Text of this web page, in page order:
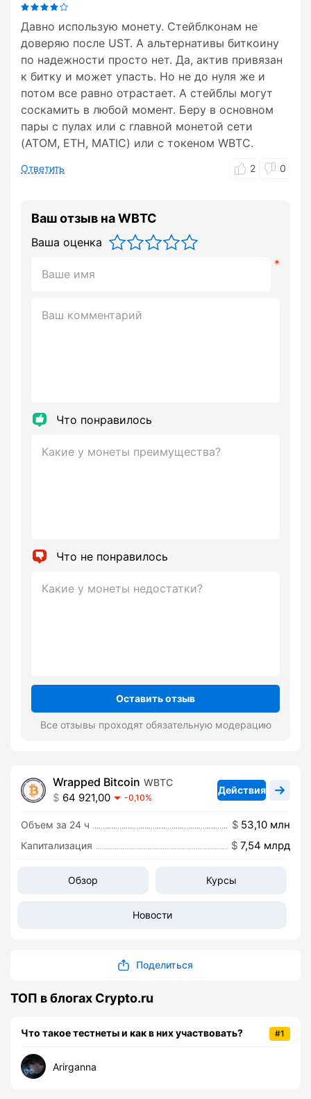
Давно использую монету. Стейблконам не
доверяю после UST. А альтернативы биткоину
по надежности просто нет. Да, актив привязан
к битку и может упасть. Но не до нуля же и
потом все равно отрастает. А стейблы могут
соскамить в любой момент. Беру в основном
пары с пулах или с главной монетой сети
(ATOM, ETH, MATIC) или с токеном WBTC.
Ответить 2 0
Ваш отзыв на WBTC
Ваша оценка
Что понравилось
Что не понравилось
Оставить отзыв
Все отзывы проходят обязательную модерацию
Wrapped Bitcoin WBTC
64 921,00 -0,10%
Объем за 24 ч 53,10 млн
Капитализация 7,54 млрд
Действия
Обзор Курсы
Новости
Поделиться
ТОП в блогах Crypto.ru
#1
Что такое тестнеты и как в них участвовать?
Arirganna